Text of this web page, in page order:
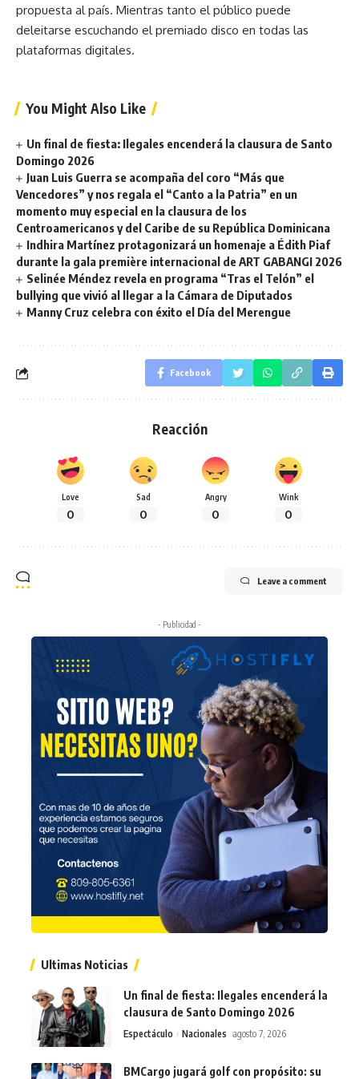
propuesta al país. Mientras tanto el público puede
deleitarse escuchando el premiado disco en todas las
plataformas digitales.
You Might Also Like
Un final de fiesta: Ilegales encenderá la clausura de Santo
Domingo 2026
Juan Luis Guerra se acompaña del coro “Más que
Vencedores” y nos regala el “Canto a la Patria” en un
momento muy especial en la clausura de los
Centroamericanos y del Caribe de su República Dominicana
Indhira Martínez protagonizará un homenaje a Édith Piaf
durante la gala première internacional de ART GABANGI 2026
Selinée Méndez revela en programa “Tras el Telón” el
bullying que vivió al llegar a la Cámara de Diputados
Manny Cruz celebra con éxito el Día del Merengue
Facebook
Reacción
Love
0
Sad
0
Angry
0
Wink
0
Leave a comment
- Publicidad -
Ultimas Noticias
Un final de fiesta: Ilegales encenderá la
clausura de Santo Domingo 2026
Espectáculo Nacionales agosto 7, 2026
BMCargo jugará golf con propósito: su